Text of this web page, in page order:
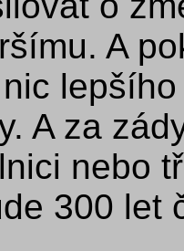
A
A za
nebo
300 let